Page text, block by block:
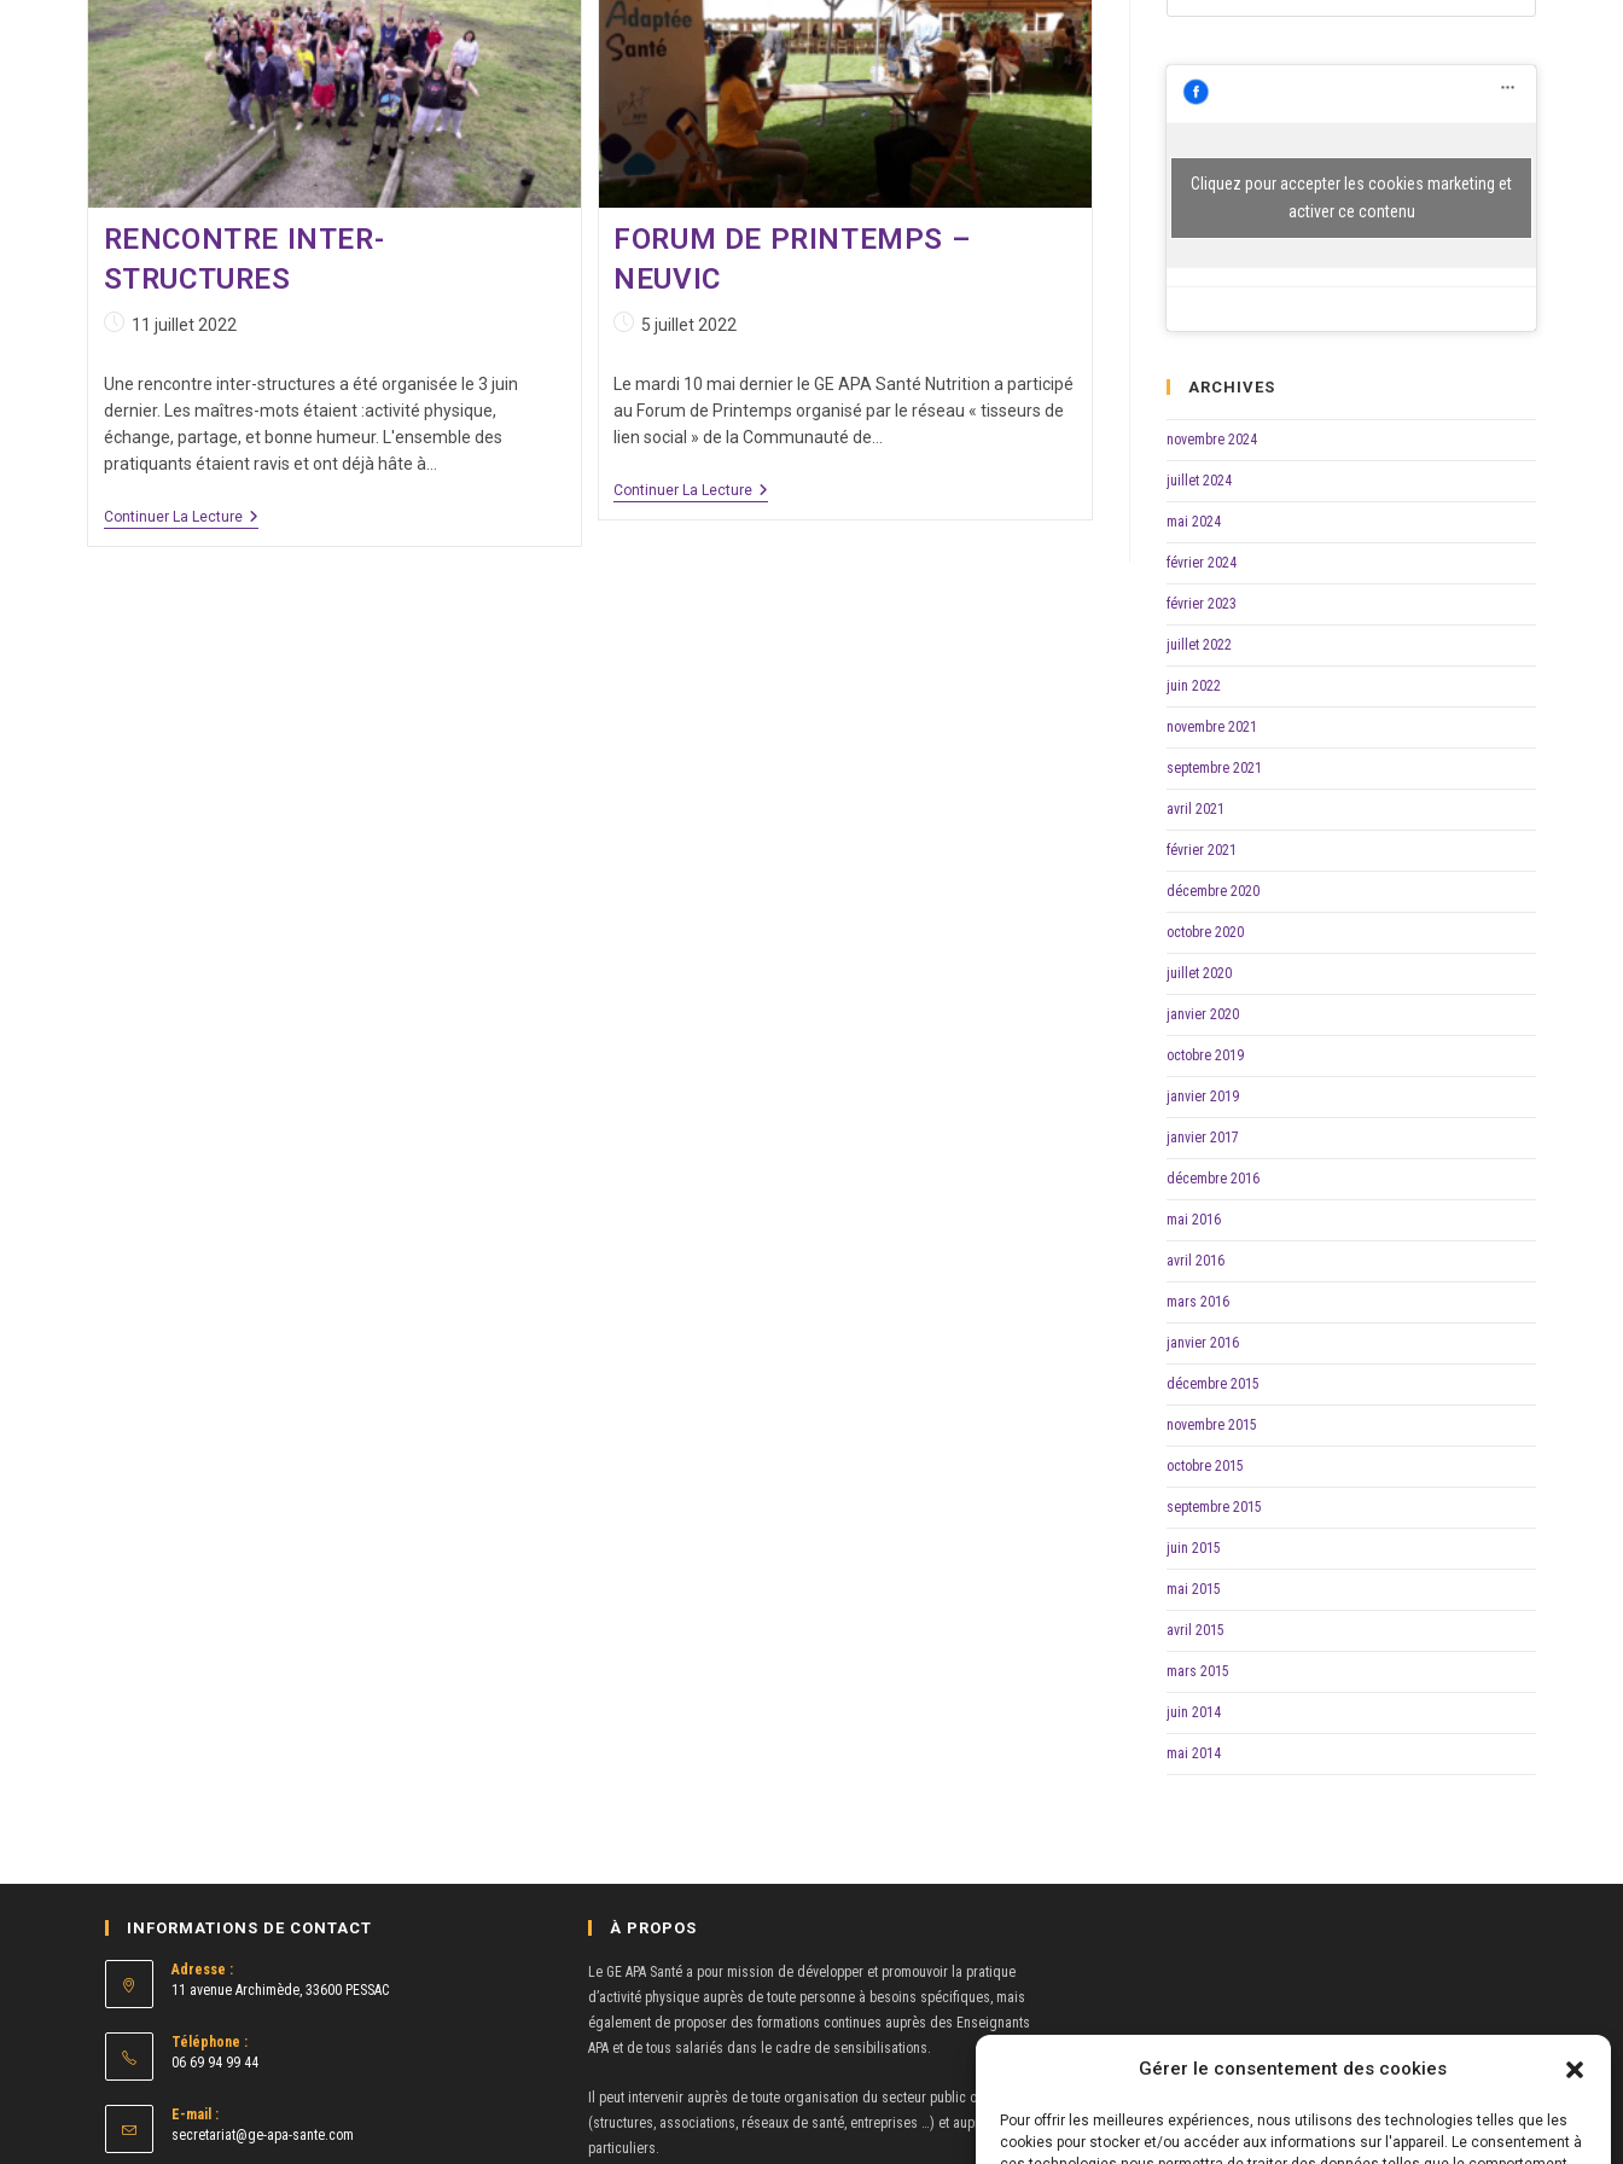
Gérer le consentement des cookies
Pour offrir les meilleures expériences, nous utilisons des technologies telles que les
cookies pour stocker et/ou accéder aux informations sur l'appareil. Le consentement à
RENCONTRE INTER-
STRUCTURES
Publication
11 juillet 2022
Une rencontre inter-structures a été organisée le 3 juin
dernier. Les maîtres-mots étaient :activité physique,
échange, partage, et bonne humeur. L'ensemble des
pratiquants étaient ravis et ont déjà hâte à…
Continuer La LectureRencontre
FORUM DE PRINTEMPS –
NEUVIC
Publication
5 juillet 2022
Le mardi 10 mai dernier le GE APA Santé Nutrition a participé
au Forum de Printemps organisé par le réseau « tisseurs de
lien social » de la Communauté de…
Continuer La LectureForum
Escape
close
Cliquez pour accepter les cookies marketing et
activer ce contenu
ARCHIVES
novembre 2024
juillet 2024
mai 2024
février 2024
février 2023
juillet 2022
juin 2022
novembre 2021
septembre 2021
avril 2021
février 2021
décembre 2020
octobre 2020
juillet 2020
janvier 2020
octobre 2019
janvier 2019
janvier 2017
décembre 2016
mai 2016
avril 2016
mars 2016
janvier 2016
décembre 2015
novembre 2015
octobre 2015
septembre 2015
juin 2015
mai 2015
avril 2015
mars 2015
juin 2014
mai 2014
INFORMATIONS DE CONTACT
Adresse :
11 avenue Archimède, 33600 PESSAC
Téléphone :
06 69 94 99 44
E-mail :
secretariat@ge-apa-sante.com
À PROPOS
Le GE APA Santé a pour mission de développer et promouvoir la pratique
d’activité physique auprès de toute personne à besoins spécifiques, mais
également de proposer des formations continues auprès des Enseignants
APA et de tous salariés dans le cadre de sensibilisations.
Il peut intervenir auprès de toute organisation du secteur public ou privé
(structures, associations, réseaux de santé, entreprises …) et auprès de
particuliers.